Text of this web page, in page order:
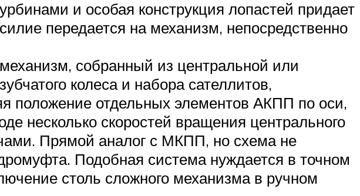
и особая конструкция лопастей придает
передается на механизм, непосредственно
собранный из центральной или
колеса и набора сателлитов,
положение отдельных элементов АКПП по оси,
несколько скоростей вращения центрального
Прямой аналог с МКПП, но схема не
Подобная система нуждается в точном
столь сложного механизма в ручном